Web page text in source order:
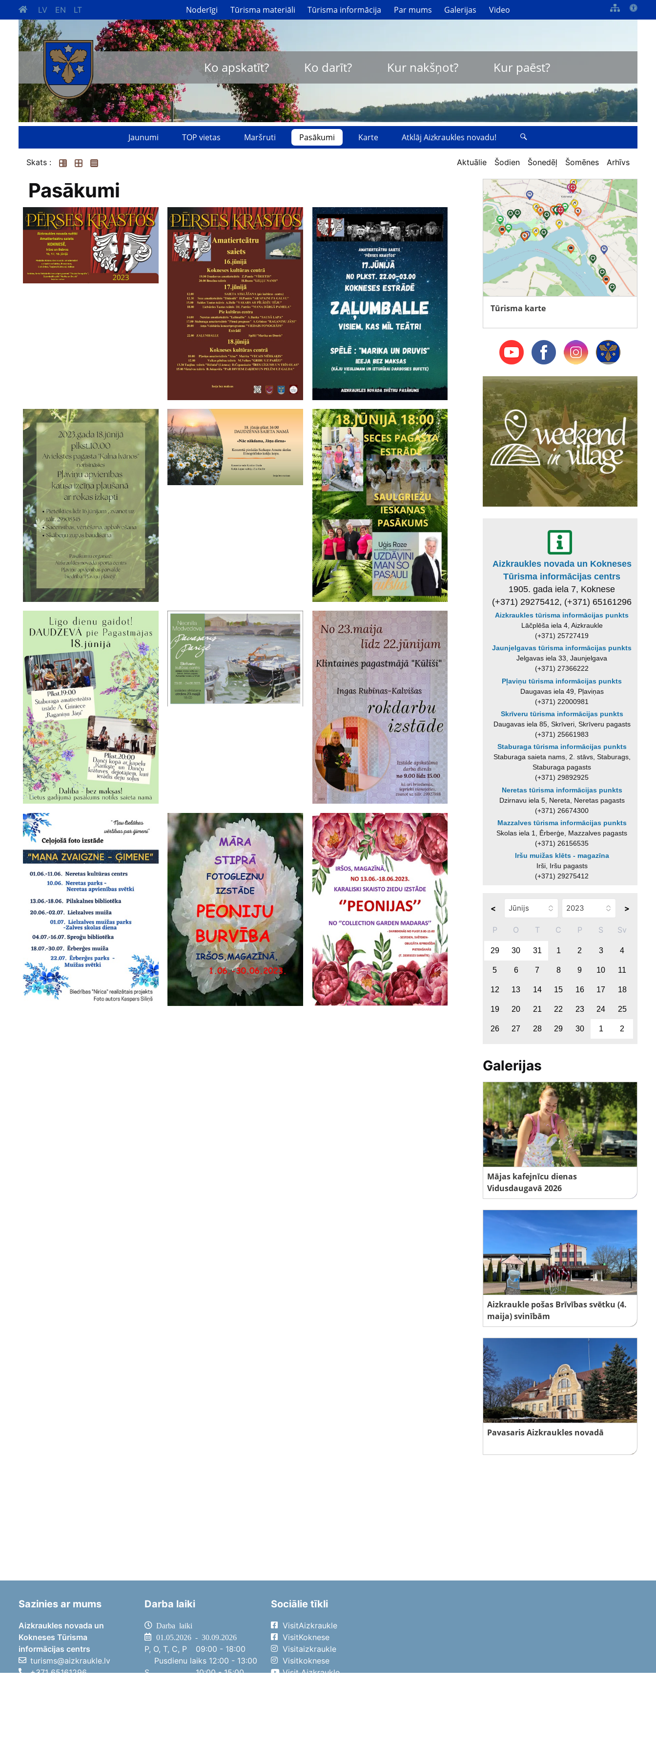
LV EN LT Noderīgi Tūrisma materiāli Tūrisma informācija Par mums Galerijas Video
Ko apskatīt? Ko darīt? Kur nakšņot? Kur paēst?
Jaunumi TOP vietas Maršruti Pasākumi Karte Atklāj Aizkraukles novadu!
Skats : Aktuālie Šodien Šonedēļ Šomēnes Arhīvs
Pasākumi
Tūrisma karte
Aizkraukles novada un Kokneses
Tūrisma informācijas centrs
1905. gada iela 7, Koknese
(+371) 29275412, (+371) 65161296
Aizkraukles tūrisma informācijas punkts
Lāčplēša iela 4, Aizkraukle
(+371) 25727419
Jaunjelgavas tūrisma informācijas punkts
Jelgavas iela 33, Jaunjelgava
(+371) 27366222
Pļaviņu tūrisma informācijas punkts
Daugavas iela 49, Pļaviņas
(+371) 22000981
Skrīveru tūrisma informācijas punkts
Daugavas iela 85, Skrīveri, Skrīveru pagasts
(+371) 25661983
Staburaga tūrisma informācijas punkts
Staburaga saieta nams, 2. stāvs, Staburags,
Staburaga pagasts
(+371) 29892925
Neretas tūrisma informācijas punkts
Dzirnavu iela 5, Nereta, Neretas pagasts
(+371) 26674300
Mazzalves tūrisma informācijas punkts
Skolas iela 1, Ērberģe, Mazzalves pagasts
(+371) 26156535
Iršu muižas klēts - magazīna
Irši, Iršu pagasts
(+371) 29275412
< >
P O T C P S Sv
29 30 31 1 2 3 4
5 6 7 8 9 10 11
12 13 14 15 16 17 18
19 20 21 22 23 24 25
26 27 28 29 30 1 2
Galerijas
Mājas kafejnīcu dienas
Vidusdaugavā 2026
Aizkraukle pošas Brīvības svētku (4.
maija) svinībām
Pavasaris Aizkraukles novadā
Sazinies ar mums
Aizkraukles novada un
Kokneses Tūrisma
informācijas centrs
turisms@aizkraukle.lv
+371 65161296
Darba laiki
Darba laiki
01.05.2026 - 30.09.2026
P, O, T, C, P
09:00 - 18:00
Pusdienu laiks 12:00 - 13:00
S
10:00 - 15:00
Sociālie tīkli
VisitAizkraukle
VisitKoknese
Visitaizkraukle
Visitkoknese
Visit Aizkraukle